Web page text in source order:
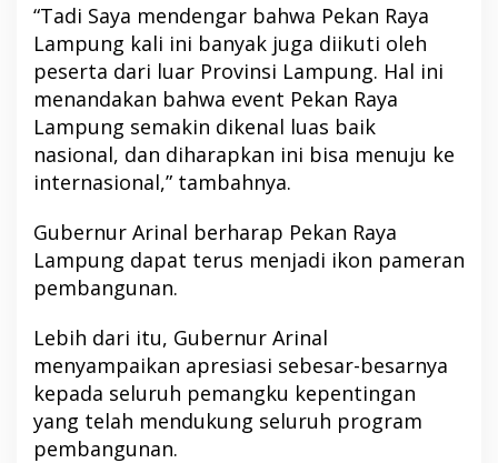
“Tadi Saya mendengar bahwa Pekan Raya
Lampung kali ini banyak juga diikuti oleh
peserta dari luar Provinsi Lampung. Hal ini
menandakan bahwa event Pekan Raya
Lampung semakin dikenal luas baik
nasional, dan diharapkan ini bisa menuju ke
internasional,” tambahnya.
Gubernur Arinal berharap Pekan Raya
Lampung dapat terus menjadi ikon pameran
pembangunan.
Lebih dari itu, Gubernur Arinal
menyampaikan apresiasi sebesar-besarnya
kepada seluruh pemangku kepentingan
yang telah mendukung seluruh program
pembangunan.